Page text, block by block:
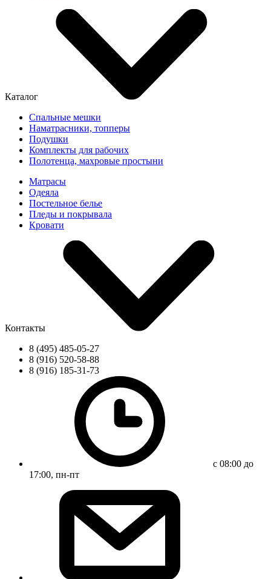
Каталог
Спальные мешки
Наматрасники, топперы
Подушки
Комплекты для рабочих
Полотенца, махровые простыни
Матрасы
Одеяла
Постельное белье
Пледы и покрывала
Кровати
Контакты
8 (495) 485-05-27
8 (916) 520-58-88
8 (916) 185-31-73
с 08:00 до
17:00, пн-пт